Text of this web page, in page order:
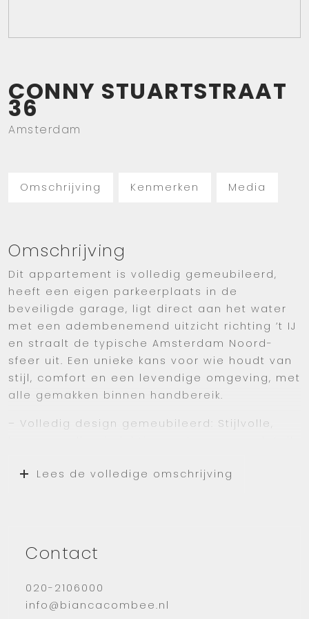
CONNY STUARTSTRAAT
36
Amsterdam
Omschrijving Kenmerken Media
Omschrijving
Dit appartement is volledig gemeubileerd,
heeft een eigen parkeerplaats in de
beveiligde garage, ligt direct aan het water
met een adembenemend uitzicht richting ’t IJ
en straalt de typische Amsterdam Noord-
sfeer uit. Een unieke kans voor wie houdt van
stijl, comfort en een levendige omgeving, met
alle gemakken binnen handbereik.
– Volledig design gemeubileerd: Stijlvolle,
beveiligde parkeergarage
– Luxe en comfort: Moderne afwerking,
vloerverwarming/koeling en schoonmaak
– Geschikt voor alleenstaanden of stellen
– Geen huisdieren, geen studeren, geen
Lees de volledige omschrijving
Contact
020-2106000
info@biancacombee.nl